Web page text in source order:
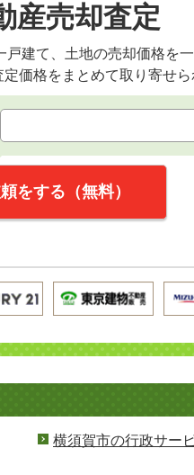
産売却査定
建て、土地の売却価格を
定価格をまとめて取り寄せ
をする（無料）
横須賀市の行政サー